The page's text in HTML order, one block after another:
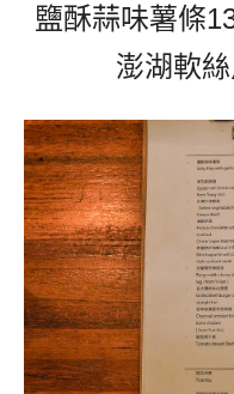
鹽酥蒜味薯條
澎湖軟